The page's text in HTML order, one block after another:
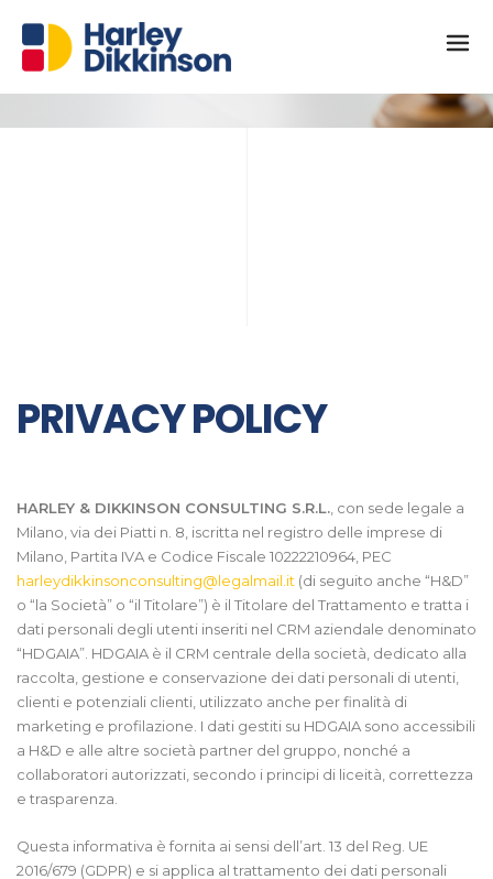
PRIVACY POLICY
HARLEY & DIKKINSON CONSULTING S.R.L. , con sede legale a
Milano, via dei Piatti n. 8, iscritta nel registro delle imprese di
Milano, Partita IVA e Codice Fiscale 10222210964, PEC
harleydikkinsonconsulting@legalmail.it (di seguito anche “H&D”
o “la Società” o “il Titolare”) è il Titolare del Trattamento e tratta i
dati personali degli utenti inseriti nel CRM aziendale denominato
“HDGAIA”. HDGAIA è il CRM centrale della società, dedicato alla
raccolta, gestione e conservazione dei dati personali di utenti,
clienti e potenziali clienti, utilizzato anche per finalità di
marketing e profilazione. I dati gestiti su HDGAIA sono accessibili
a H&D e alle altre società partner del gruppo, nonché a
collaboratori autorizzati, secondo i principi di liceità, correttezza
e trasparenza.
Questa informativa è fornita ai sensi dell’art. 13 del Reg. UE
2016/679 (GDPR) e si applica al trattamento dei dati personali